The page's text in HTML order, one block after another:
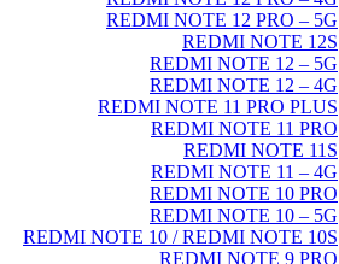
REDMI NOTE 12 PRO – 5G
REDMI NOTE 12S
REDMI NOTE 12 – 5G
REDMI NOTE 12 – 4G
REDMI NOTE 11 PRO PLUS
REDMI NOTE 11 PRO
REDMI NOTE 11S
REDMI NOTE 11 – 4G
REDMI NOTE 10 PRO
REDMI NOTE 10 – 5G
REDMI NOTE 10 / REDMI NOTE 10S
REDMI NOTE 9 PRO